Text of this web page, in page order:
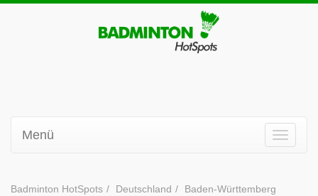
Menü
Badminton HotSpots Deutschland
Baden-Württemberg